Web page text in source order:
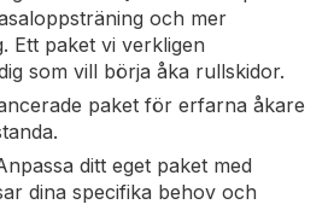
och mer
Ett paket vi verkligen
som vill börja åka rullskidor.
paket för erfarna åkare
ditt eget paket med
dina specifika behov och